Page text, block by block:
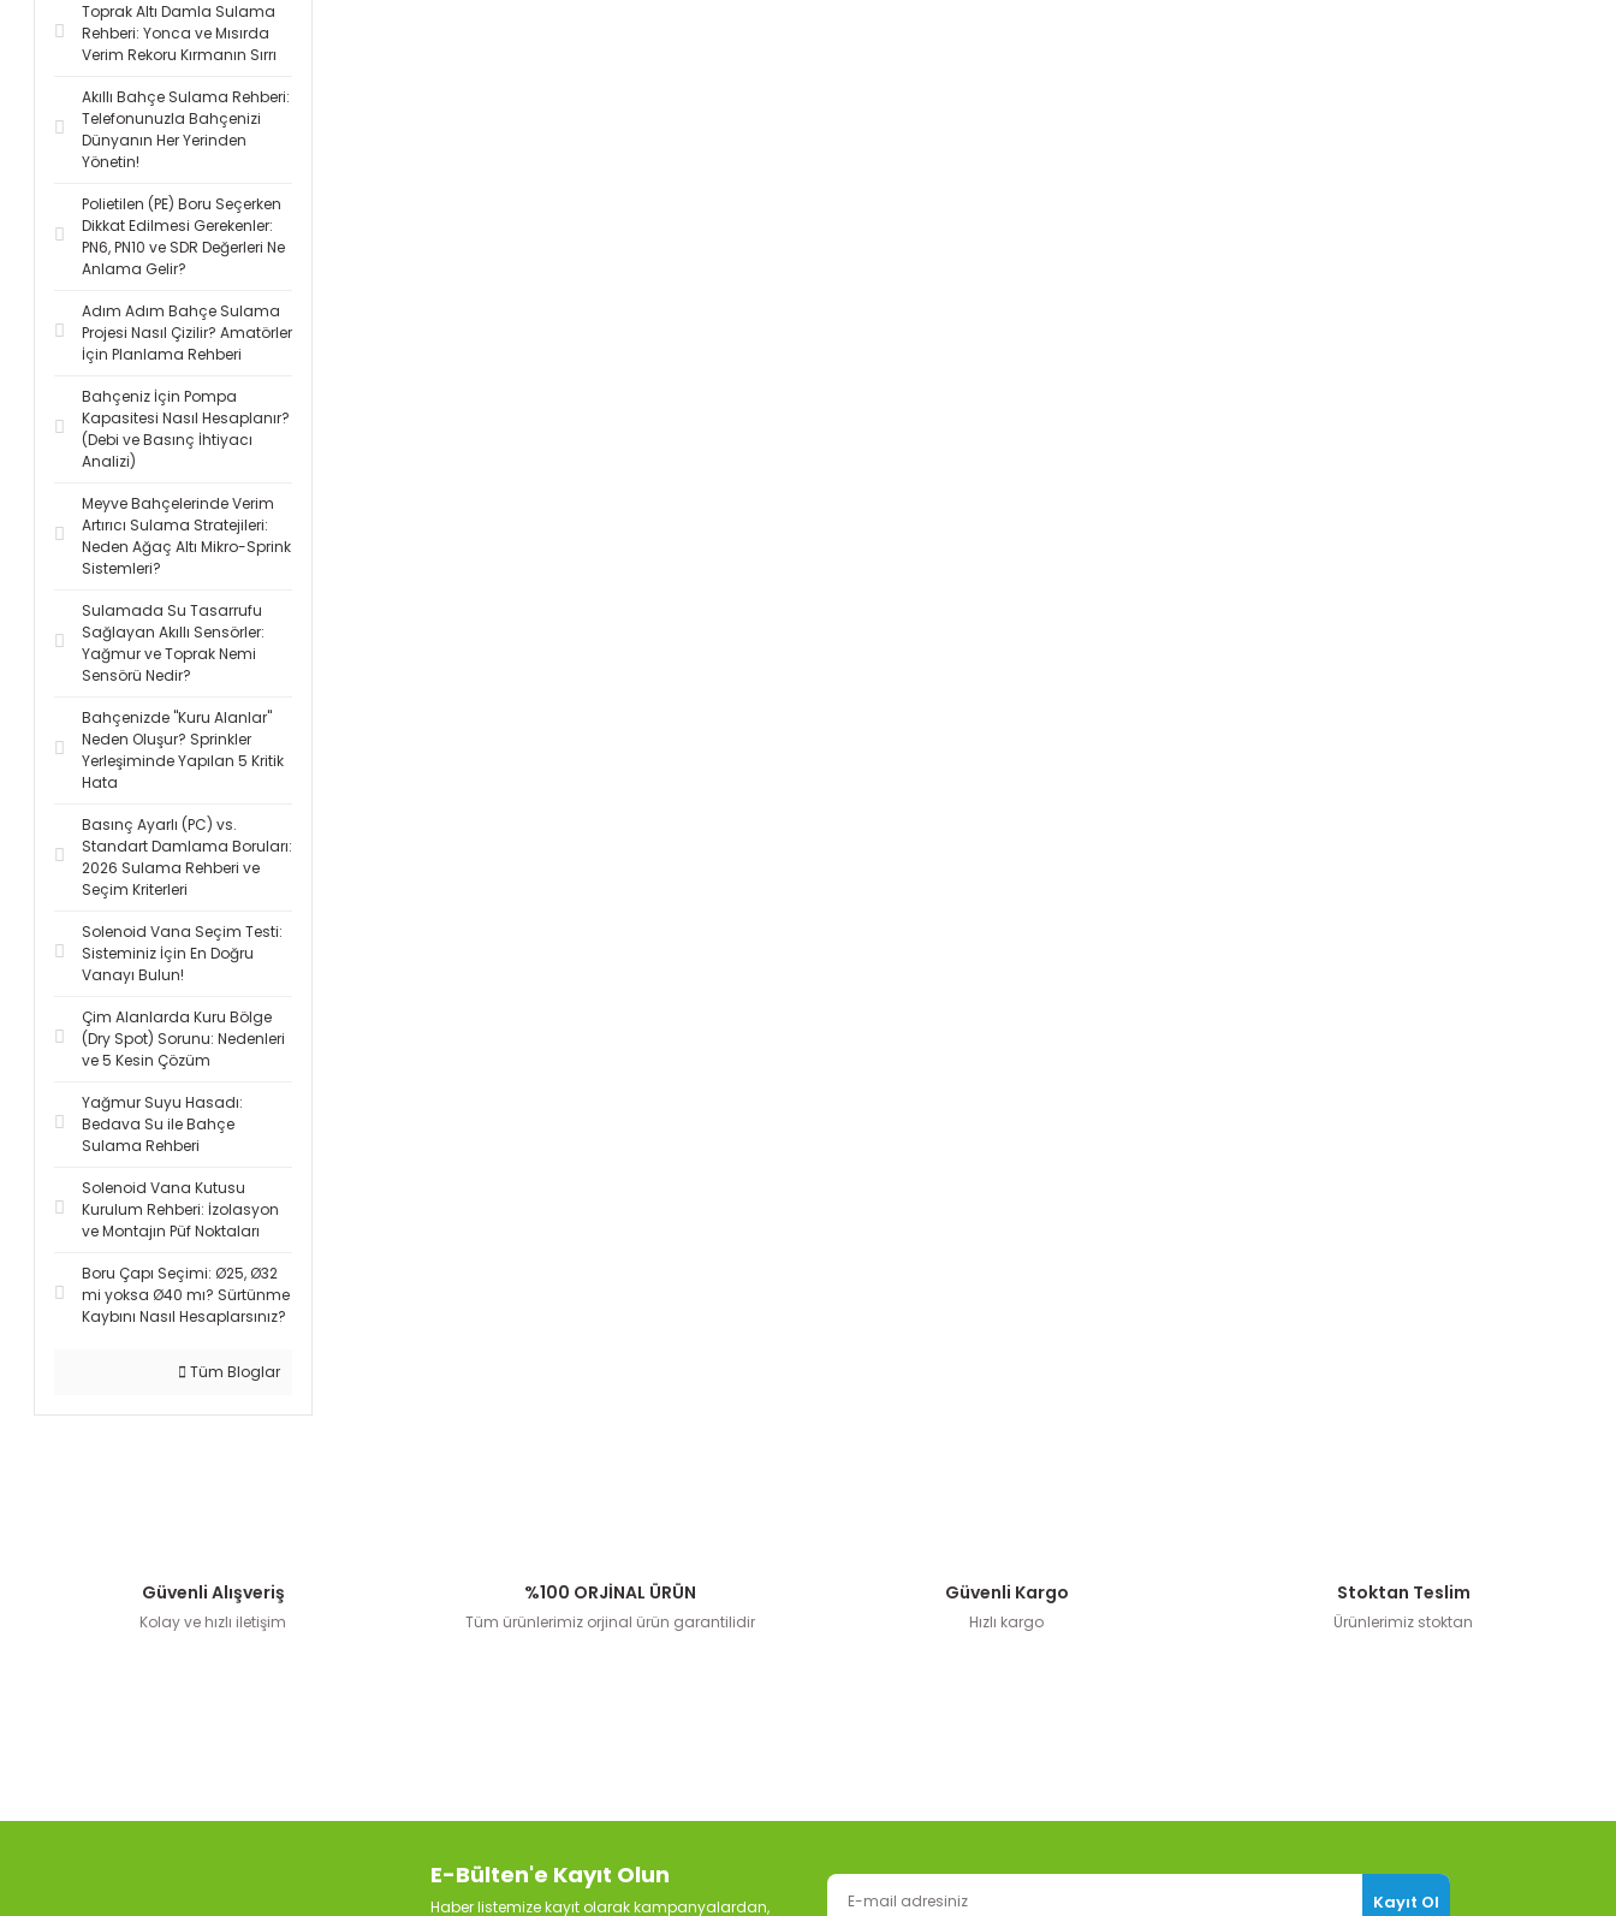
Toprak Altı Damla Sulama
Rehberi: Yonca ve Mısırda
Verim Rekoru Kırmanın Sırrı
Akıllı Bahçe Sulama Rehberi:
Telefonunuzla Bahçenizi
Dünyanın Her Yerinden
Yönetin!
Polietilen (PE) Boru Seçerken
Dikkat Edilmesi Gerekenler:
PN6, PN10 ve SDR Değerleri Ne
Anlama Gelir?
Adım Adım Bahçe Sulama
Projesi Nasıl Çizilir? Amatörler
İçin Planlama Rehberi
Bahçeniz İçin Pompa
Kapasitesi Nasıl Hesaplanır?
(Debi ve Basınç İhtiyacı
Analizi)
Meyve Bahçelerinde Verim
Artırıcı Sulama Stratejileri:
Neden Ağaç Altı Mikro-Sprink
Sistemleri?
Sulamada Su Tasarrufu
Sağlayan Akıllı Sensörler:
Yağmur ve Toprak Nemi
Sensörü Nedir?
Bahçenizde "Kuru Alanlar"
Neden Oluşur? Sprinkler
Yerleşiminde Yapılan 5 Kritik
Hata
Basınç Ayarlı (PC) vs.
Standart Damlama Boruları:
2026 Sulama Rehberi ve
Seçim Kriterleri
Solenoid Vana Seçim Testi:
Sisteminiz İçin En Doğru
Vanayı Bulun!
Çim Alanlarda Kuru Bölge
(Dry Spot) Sorunu: Nedenleri
ve 5 Kesin Çözüm
Yağmur Suyu Hasadı:
Bedava Su ile Bahçe
Sulama Rehberi
Solenoid Vana Kutusu
Kurulum Rehberi: İzolasyon
ve Montajın Püf Noktaları
Boru Çapı Seçimi: Ø25, Ø32
mi yoksa Ø40 mı? Sürtünme
Kaybını Nasıl Hesaplarsınız?
Tüm Bloglar
Güvenli Alışveriş
Kolay ve hızlı iletişim
%100 ORJİNAL ÜRÜN
Tüm ürünlerimiz orjinal ürün garantilidir
Güvenli Kargo
Hızlı kargo
Stoktan Teslim
Ürünlerimiz stoktan
E-Bülten'e Kayıt Olun
Haber listemize kayıt olarak kampanyalardan, Kayıt Ol